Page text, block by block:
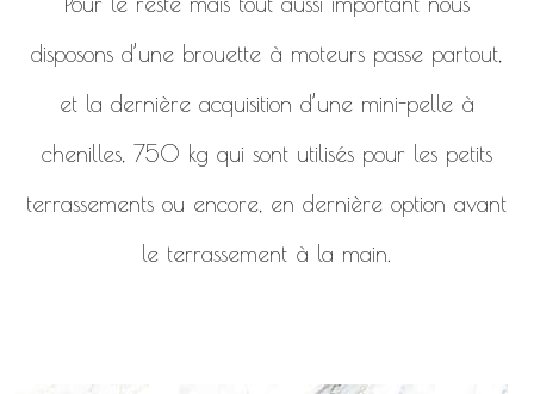
disposons d’une brouette à moteurs passe partout,
et la dernière acquisition d’une mini-pelle à
chenilles, 750 kg qui sont utilisés pour les petits
terrassements ou encore, en dernière option avant
le terrassement à la main.